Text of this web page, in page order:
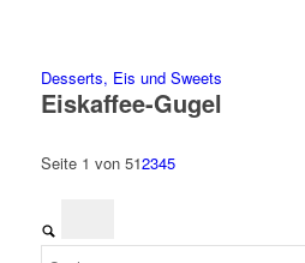
Desserts, Eis und Sweets
Eiskaffee-Gugel
Seite 1 von 512345